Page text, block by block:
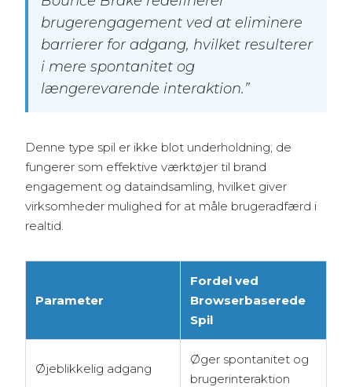
brugerengagement ved at eliminere
barrierer for adgang, hvilket resulterer
i mere spontanitet og
længerevarende interaktion.”
Denne type spil er ikke blot underholdning; de
fungerer som effektive værktøjer til brand
engagement og dataindsamling, hvilket giver
virksomheder mulighed for at måle brugeradfærd i
realtid.
Parameter
Fordel ved
Browserbaserede
Spil
Øjeblikkelig adgang
Øger spontanitet og
brugerinteraktion